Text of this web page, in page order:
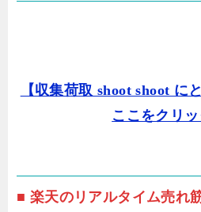
【収集荷取 shoot shoot に
ここをクリッ
■ 楽天のリアルタイム売れ